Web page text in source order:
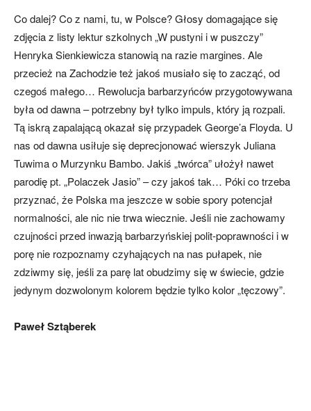
Co dalej? Co z nami, tu, w Polsce? Głosy domagające się
zdjęcia z listy lektur szkolnych „W pustyni i w puszczy”
Henryka Sienkiewicza stanowią na razie margines. Ale
przecież na Zachodzie też jakoś musiało się to zacząć, od
czegoś małego… Rewolucja barbarzyńców przygotowywana
była od dawna – potrzebny był tylko impuls, który ją rozpali.
Tą iskrą zapalającą okazał się przypadek George’a Floyda. U
nas od dawna usiłuje się deprecjonować wierszyk Juliana
Tuwima o Murzynku Bambo. Jakiś „twórca” ułożył nawet
parodię pt. „Polaczek Jasio” – czy jakoś tak… Póki co trzeba
przyznać, że Polska ma jeszcze w sobie spory potencjał
normalności, ale nic nie trwa wiecznie. Jeśli nie zachowamy
czujności przed inwazją barbarzyńskiej polit-poprawności i w
porę nie rozpoznamy czyhających na nas pułapek, nie
zdziwmy się, jeśli za parę lat obudzimy się w świecie, gdzie
jedynym dozwolonym kolorem będzie tylko kolor „tęczowy”.
Paweł Sztąberek